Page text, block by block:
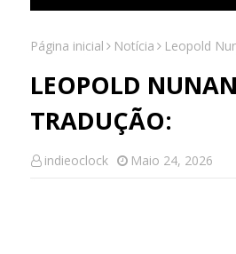
Página inicial Notícia Leopold
LEOPOLD
TRADUÇÃO:
indieoclock Maio 24, 2026